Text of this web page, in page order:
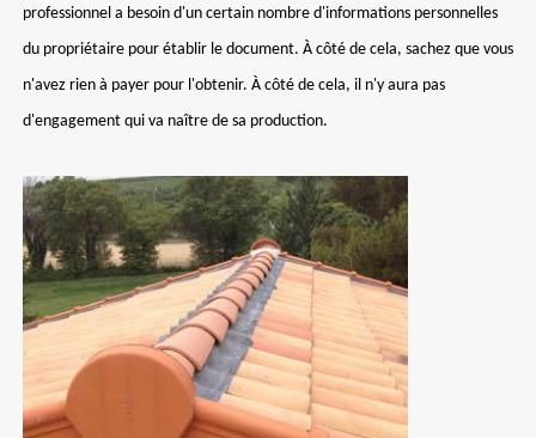
professionnel a besoin d'un certain nombre d'informations personnelles
du propriétaire pour établir le document. À côté de cela, sachez que vous
n'avez rien à payer pour l'obtenir. À côté de cela, il n'y aura pas
d'engagement qui va naître de sa production.